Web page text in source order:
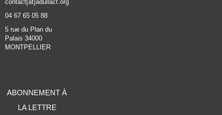
contact[at]adullact.org
04 67 65 05 88
5 rue du Plan du
Palais 34000
MONTPELLIER
ABONNEMENT À
LA LETTRE